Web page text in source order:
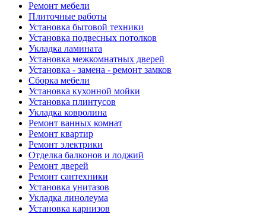
Ремонт мебели
Плиточные работы
Установка бытовой техники
Установка подвесных потолков
Укладка ламината
Установка межкомнатных дверей
Установка - замена - ремонт замков
Сборка мебели
Установка кухонной мойки
Установка плинтусов
Укладка ковролина
Ремонт ванных комнат
Ремонт квартир
Ремонт электрики
Отделка балконов и лоджий
Ремонт дверей
Ремонт сантехники
Установка унитазов
Укладка линолеума
Установка карнизов